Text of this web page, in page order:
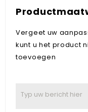
Vergeet uw
kunt u het product
toevoegen